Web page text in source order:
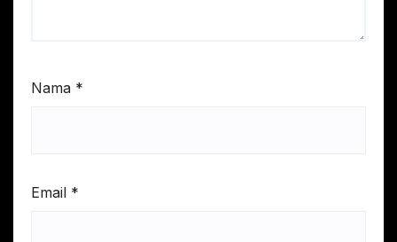
Nama *
Email *